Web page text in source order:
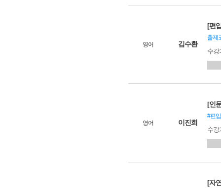
영어 김수환
[편
출제
수
영어 이진희
[인
#편
수
[자